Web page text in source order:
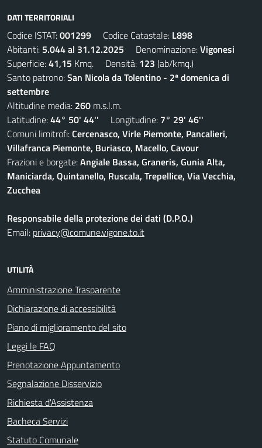
DATI TERRITORIALI
Codice ISTAT:001299 Codice Catastale: L898
Abitanti: 5.044 al 31.12.2025 Denominazione:Vigonesi
Superficie:41,15 Kmq. Densità: 123 (ab/kmq.)
Santo patrono:San Nicola da Tolentino - 2ª domenica di
settembre
Altitudine media: 260 m.s.l.m.
Latitudine:44° 50' 44'' Longitudine: 7° 29' 46''
Comuni limitrofi:Cercenasco, Virle Piemonte, Pancalieri,
Villafranca Piemonte, Buriasco, Macello, Cavour
Frazioni e borgate:Angiale Bassa, Graneris, Gunia Alta,
Maniciarda, Quintanello, Ruscala, Trepellice, Via Vecchia,
Zucchea
Responsabile della protezione dei dati (D.P.O.)
Email: privacy@comune.vigone.to.it
UTILITÀ
Amministrazione Trasparente
Dichiarazione di accessibilità
Piano di miglioramento del sito
Leggi le FAQ
Prenotazione Appuntamento
Segnalazione Disservizio
Richiesta d'Assistenza
Bacheca Servizi
Statuto Comunale